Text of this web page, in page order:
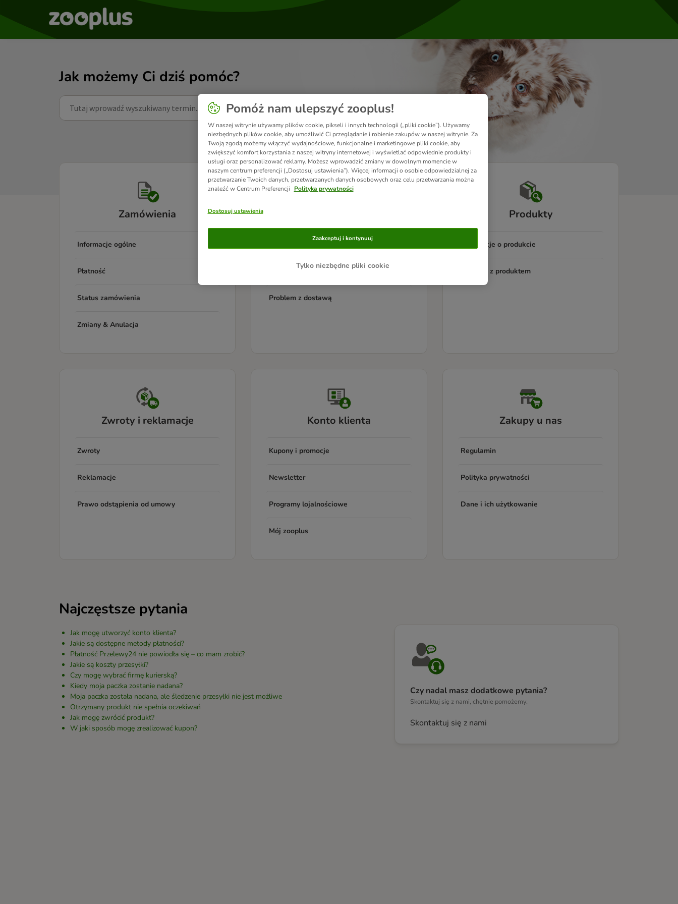
Jak możemy Ci dziś pomóc?
Zamówienia
Informacje ogólne
Płatność
Status zamówienia
Zmiany & Anulacja
Informacje ogólne o dostawie
Śledzenie paczki
Problem z dostawą
Produkty
Informacje o produkcie
Problem z produktem
Zwroty i reklamacje
Zwroty
Reklamacje
Prawo odstąpienia od umowy
Konto klienta
Kupony i promocje
Newsletter
Programy lojalnościowe
Mój zooplus
Zakupy u nas
Regulamin
Polityka prywatności
Dane i ich użytkowanie
Najczęstsze pytania
Jak mogę utworzyć konto klienta?
Jakie są dostępne metody płatności?
Płatność Przelewy24 nie powiodła się – co mam zrobić?
Jakie są koszty przesyłki?
Czy mogę wybrać firmę kurierską?
Kiedy moja paczka zostanie nadana?
Moja paczka została nadana, ale śledzenie przesyłki nie jest możliwe
Otrzymany produkt nie spełnia oczekiwań
Jak mogę zwrócić produkt?
W jaki sposób mogę zrealizować kupon?
Czy nadal masz dodatkowe pytania?
Skontaktuj się z nami, chętnie pomożemy.
Skontaktuj się z nami
Pomóż nam ulepszyć zooplus!
W naszej witrynie używamy plików cookie, pikseli i innych technologii („pliki cookie”). Używamy
niezbędnych plików cookie, aby umożliwić Ci przeglądanie i robienie zakupów w naszej witrynie. Za
Twoją zgodą możemy włączyć wydajnościowe, funkcjonalne i marketingowe pliki cookie, aby
zwiększyć komfort korzystania z naszej witryny internetowej i wyświetlać odpowiednie produkty i
usługi oraz personalizować reklamy. Możesz wprowadzić zmiany w dowolnym momencie w
naszym centrum preferencji („Dostosuj ustawienia”). Więcej informacji o osobie odpowiedzialnej za
przetwarzanie Twoich danych, przetwarzanych danych osobowych oraz celu przetwarzania można
znaleźć w Centrum Preferencji
Polityka prywatności
Dostosuj ustawienia
Tylko niezbędne pliki cookie
Zaakceptuj i kontynuuj